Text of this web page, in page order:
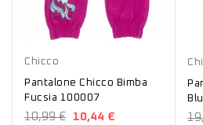
Fucsia
Chicco
Pantalone Chicco Bimba
Fucsia 100007
10,99 € 10,44 €